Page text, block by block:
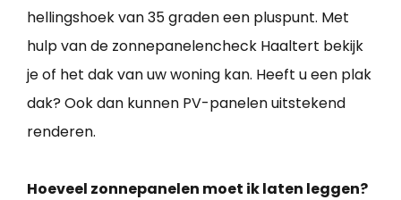
hellingshoek van 35 graden een pluspunt. Met
hulp van de zonnepanelencheck Haaltert bekijk
je of het dak van uw woning kan. Heeft u een plak
dak? Ook dan kunnen PV-panelen uitstekend
renderen.
Hoeveel zonnepanelen moet ik laten leggen?